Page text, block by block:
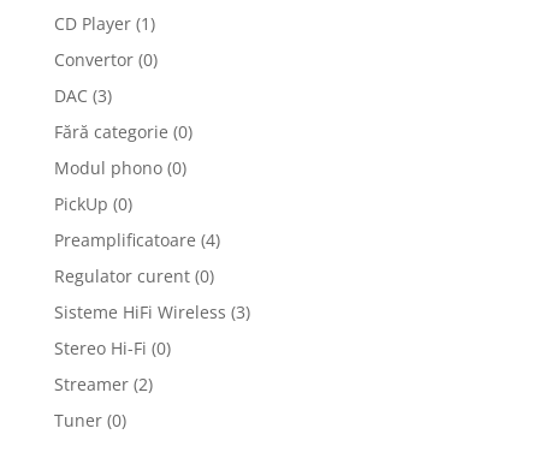
CD Player (1)
Convertor (0)
DAC (3)
Fără categorie (0)
Modul phono (0)
PickUp (0)
Preamplificatoare (4)
Regulator curent (0)
Sisteme HiFi Wireless (3)
Stereo Hi-Fi (0)
Streamer (2)
Tuner (0)